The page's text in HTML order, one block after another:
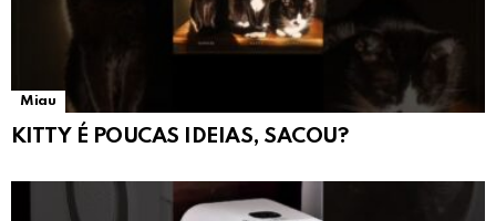
Miau
KITTY É POUCAS IDEIAS, SACOU?